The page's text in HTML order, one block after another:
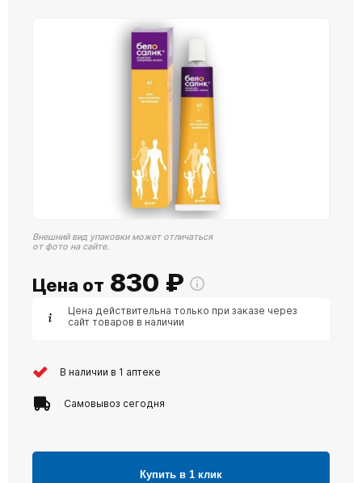
Внешний вид упаковки может отличаться
от фото на сайте.
Цена от 830 ₽
Цена действительна только при заказе через
сайт товаров в наличии
В наличии в 1 аптеке
Самовывоз сегодня
Купить в 1 клик